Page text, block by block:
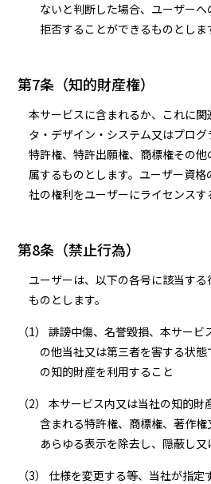
ないと判断した場合、ユーザー
拒否することができるものとしま
第7条（知的財産権）
本サービスに含まれるか、これに
タ・デザイン・システム又はプログ
特許権、特許出願権、商標権その
属するものとします。ユーザー資格
社の権利をユーザーにライセンスす
第8条（禁止行為）
ユーザーは、以下の各号に該当す
ものとします。
（1） 誹謗中傷、名誉毀損、本サー
の他当社又は第三者を害する状
の知的財産を利用すること
（2） 本サービス内又は当社の知的
含まれる特許権、商標権、著作
あらゆる表示を除去し、隠蔽し又
（3） 仕様を変更する等、当社が指